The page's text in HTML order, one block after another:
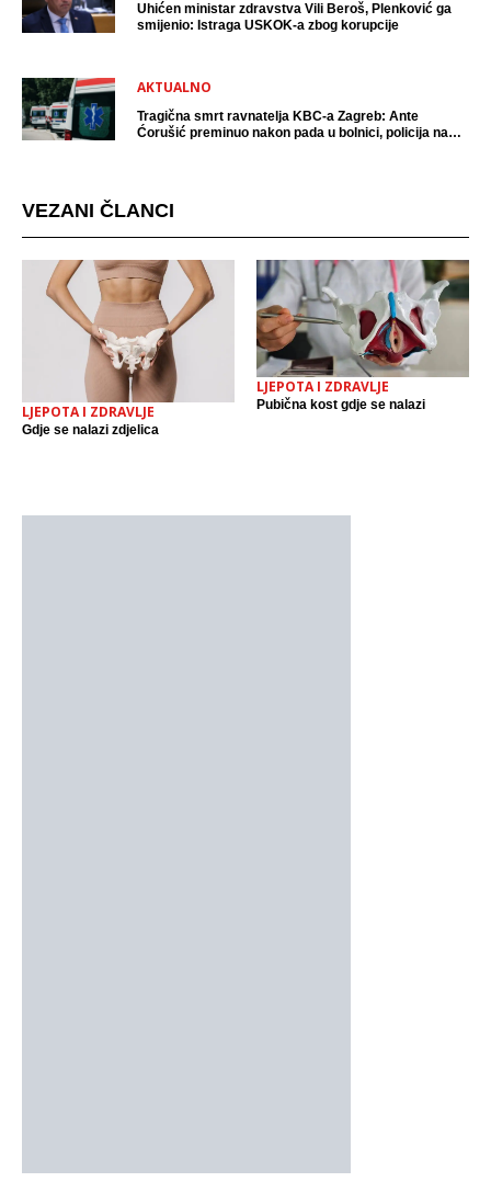
Uhićen ministar zdravstva Vili Beroš, Plenković ga
smijenio: Istraga USKOK-a zbog korupcije
AKTUALNO
Tragična smrt ravnatelja KBC-a Zagreb: Ante
Ćorušić preminuo nakon pada u bolnici, policija na
VEZANI ČLANCI
LJEPOTA I ZDRAVLJE
Gdje se nalazi zdjelica
LJEPOTA I ZDRAVLJE
Pubična kost gdje se nalazi